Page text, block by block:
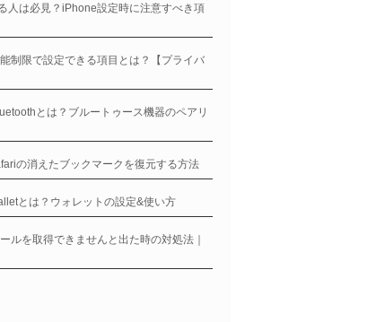
人は必見？iPhone設定時に注意すべき項
制限で設定できる項目とは？【プライバ
とは？ブルートゥース機器のペアリ
の消えたブックマークを復元する方法
とは？ウォレットの設定&使い方
ルを取得できませんと出た時の対処法｜